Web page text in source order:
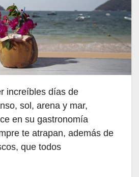
increíbles días de
sol, arena y mar,
en su gastronomía
te atrapan, además de
que todos